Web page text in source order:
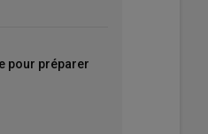
pour préparer